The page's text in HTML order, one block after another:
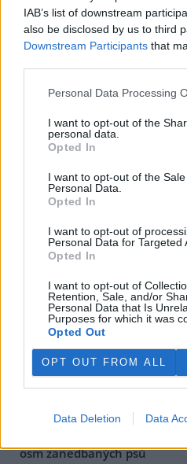
IAB’s list of downstream
also be disclosed by us to third
Downstream Participants that
Personal Data Processing
I want to opt-out of the
personal data.
Opted In
I want to opt-out of the
Personal Data.
Opted In
I want to opt-out of
Personal Data for Targeted
Opted In
I want to opt-out of
Retention, Sale, and/or
Personal Data that Is
Purposes for which it was
Opted Out
OPT OUT FROM ALL
Data Deletion Data
mláďata, už dovádí ve
1.8.2026 17:28 | OLOMOUC (ČTK)
dohledem svých matek skotačí ve
Olomoucká zoo začala chovat
později chov tohoto největšího
tam narodilo 21 mláďat.
siluetami zvěře
1.8.2026 17:22 | PLZEŇ (
zvířat, QR kódy a mobilní aplikaci.
i dětským skupinám, které chodí
zajistila městská organizace
Plzně, řekl ČTK vedoucí úseku
osm zanedbaných psů